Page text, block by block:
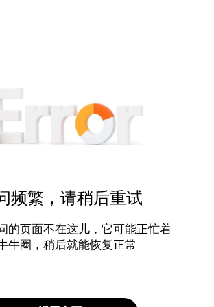
频繁，请稍后重试
的页面不在这儿，它可能正忙着
牛圈，稍后就能恢复正常